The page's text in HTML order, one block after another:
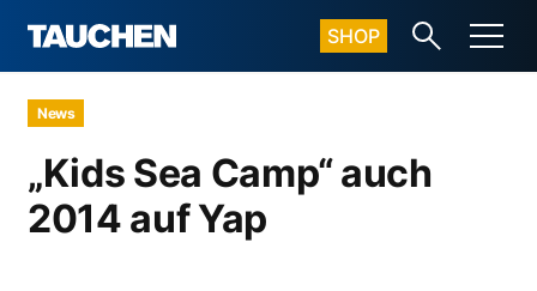
SHOP
News
„Kids Sea Camp“ auch
2014 auf Yap